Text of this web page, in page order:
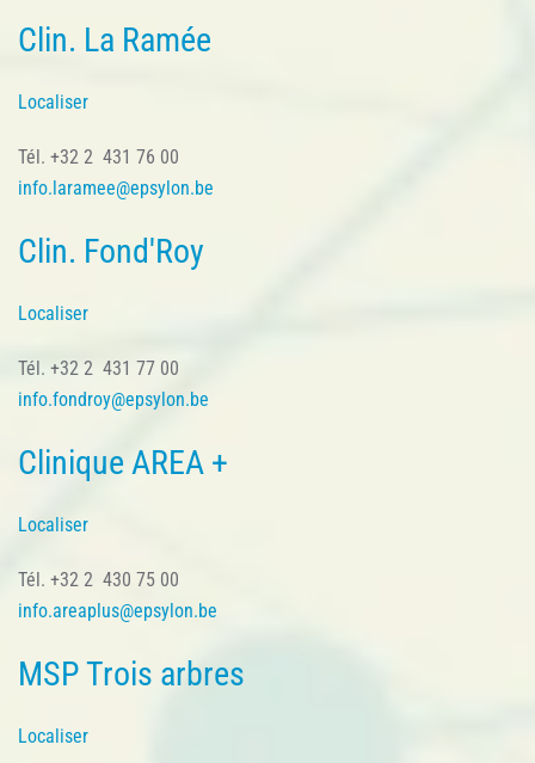
Clin. La Ramée
Localiser
Tél. +32 2 431 76 00
info.laramee@epsylon.be
Clin. Fond'Roy
Localiser
Tél. +32 2 431 77 00
info.fondroy@epsylon.be
Clinique AREA +
Localiser
Tél. +32 2 430 75 00
info.areaplus@epsylon.be
MSP Trois arbres
Localiser